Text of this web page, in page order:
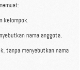
kelompok.
nama anggota.
tanpa menyebutkan nama